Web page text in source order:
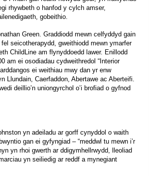
rhywbeth o hanfod y cylch amser,
gobeithio.
Green. Graddiodd mewn celfyddyd gain
seicotherapydd, gweithiodd mewn ymarfer
ChildLine am flynyddoedd lawer. Enillodd
am ei osodiadau cydweithredol “Interior
ei weithiau mwy dan yr enw
Llundain, Caerfaddon, Abertawe ac Aberteifi.
deillio’n uniongyrchol o’i brofiad o gyfnod
yn adeiladu ar gorff cynyddol o waith
gan ei gyfyngiad – “meddwl tu mewn i’r
yn rhoi gwerth ar ddigymhellrwydd, lleoliad
yn seiliedig ar reddf a mynegiant